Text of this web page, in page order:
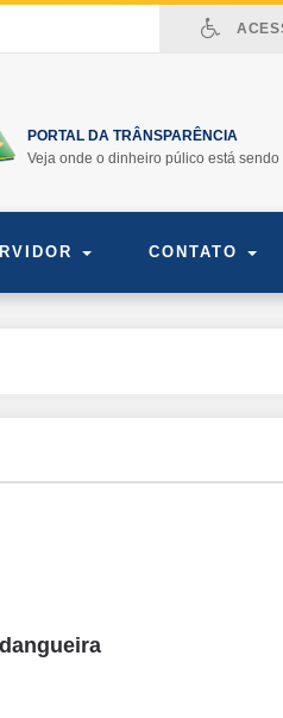
PORTAL DA TRÂNSPARÊNCIA
Veja onde o dinheiro púlico está
CONTATO